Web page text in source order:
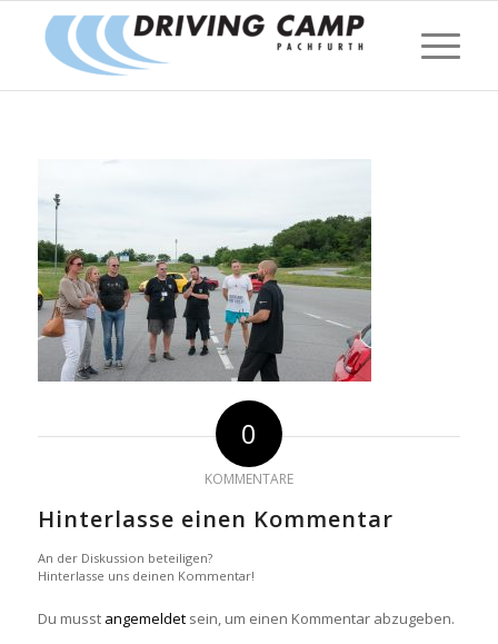
0
KOMMENTARE
Hinterlasse einen Kommentar
An der Diskussion beteiligen?
Hinterlasse uns deinen Kommentar!
Du musst angemeldetsein, um einen Kommentar abzugeben.